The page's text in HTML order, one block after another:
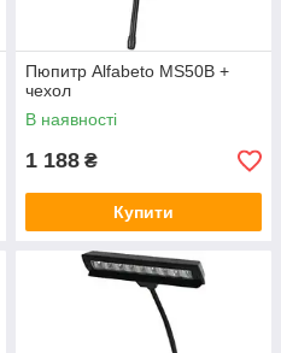
Пюпитр Alfabeto MS50B +
чехол
В наявності
1 188 ₴
Купити